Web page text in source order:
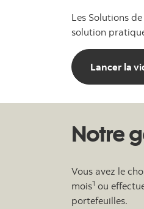
Les Solutions
solution
Lancer la
Notre
Vous avez le
mois1 ou
portefeuilles.